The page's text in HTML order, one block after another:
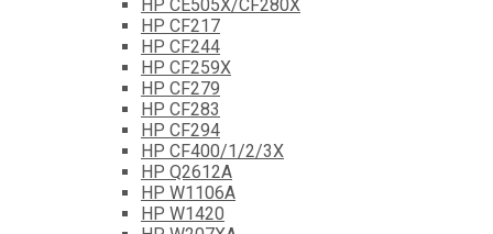
HP CE505X/CF280X
HP CF217
HP CF244
HP CF259X
HP CF279
HP CF283
HP CF294
HP CF400/1/2/3X
HP Q2612A
HP W1106A
HP W1420